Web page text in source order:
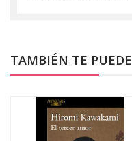
TAMBIÉN TE